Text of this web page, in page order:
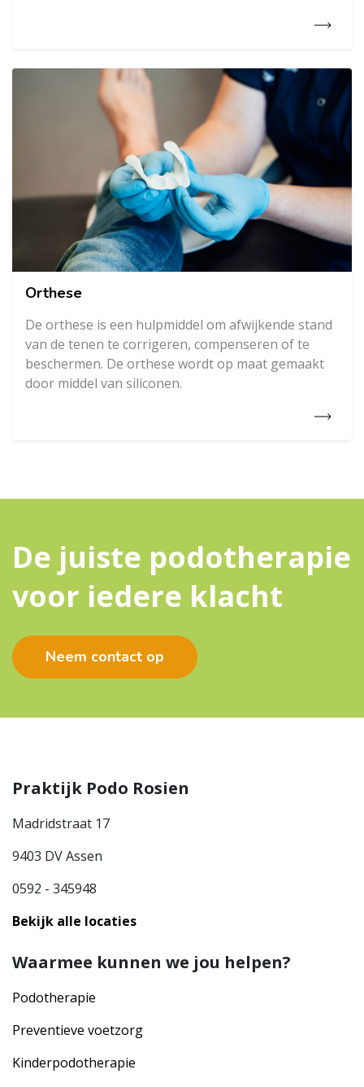
Orthese
De orthese is een hulpmiddel om afwijkende stand
van de tenen te corrigeren, compenseren of te
beschermen. De orthese wordt op maat gemaakt
door middel van siliconen.
De juiste podotherapie
voor iedere klacht
Neem contact op
Praktijk Podo Rosien
Madridstraat 17
9403 DV Assen
0592 - 345948
Bekijk alle locaties
Waarmee kunnen we jou helpen?
Podotherapie
Preventieve voetzorg
Kinderpodotherapie